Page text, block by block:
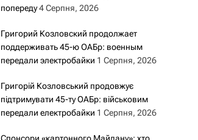
попереду 4 Серпня, 2026
Григорий Козловский продолжает
поддерживать 45-ю ОАБр: военным
передали электробайки 1 Серпня, 2026
Григорій Козловський продовжує
підтримувати 45-ту ОАБр: військовим
передали електробайки 1 Серпня, 2026